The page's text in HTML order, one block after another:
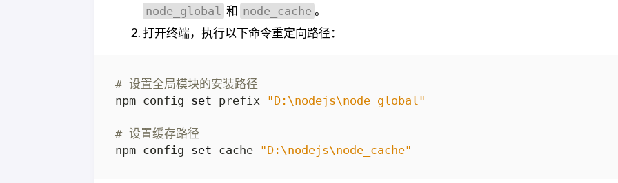
node_global 和 node_cache 。
打开终端，执行以下命令重定向路径：
# 设置全局模块的安装路径
npm config set prefix "D:\nodejs\node_global"
# 设置缓存路径
npm config set cache "D:\nodejs\node_cache"